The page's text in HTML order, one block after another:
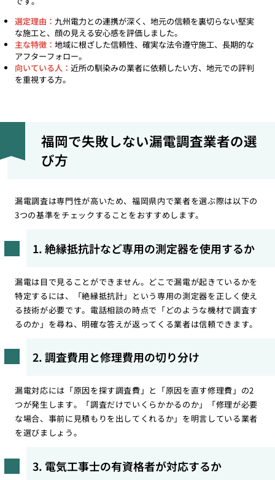
選定理由： 九州電力との連携が深く、地元の信頼を裏切らない堅実
な施工と、顔の見える安心感を評価しました。
主な特徴： 地域に根ざした信頼性、確実な法令遵守施工、長期的な
アフターフォロー。
向いている人： 近所の馴染みの業者に依頼したい方、地元での評判
を重視する方。
福岡で失敗しない漏電調査業者の選
び方
漏電調査は専門性が高いため、福岡県内で業者を選ぶ際は以下の
3つの基準をチェックすることをおすすめします。
1. 絶縁抵抗計など専用の測定器を使用するか
漏電は目で見ることができません。どこで漏電が起きているかを
特定するには、「絶縁抵抗計」という専用の測定器を正しく使え
る技術が必要です。電話相談の時点で「どのような機材で調査す
るのか」を尋ね、明確な答えが返ってくる業者は信頼できます。
2. 調査費用と修理費用の切り分け
漏電対応には「原因を探す調査費」と「原因を直す修理費」の2
つが発生します。「調査だけでいくらかかるのか」「修理が必要
な場合、事前に見積もりを出してくれるか」を明言している業者
を選びましょう。
3. 電気工事士の有資格者が対応するか